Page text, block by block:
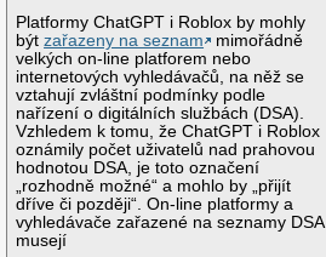
Platformy ChatGPT i Roblox by mohly
býtzařazeny na seznam
mimořádně
velkých on-line platforem nebo
internetových vyhledávačů, na něž se
vztahují zvláštní podmínky podle
nařízení o digitálních službách (DSA).
Vzhledem k tomu, že ChatGPT i Roblox
oznámily počet uživatelů nad prahovou
hodnotou DSA, je toto označení
„rozhodně možné“ a mohlo by „přijít
dříve či později“. On-line platformy a
vyhledávače zařazené na seznamy DSA
musejí